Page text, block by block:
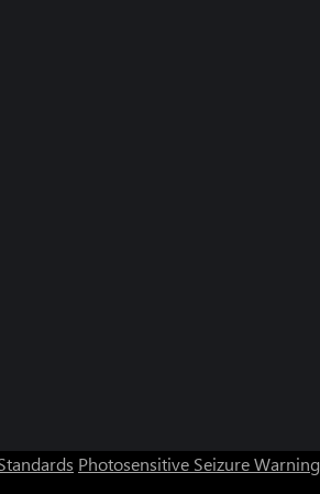
Photosensitive Seizure Warning